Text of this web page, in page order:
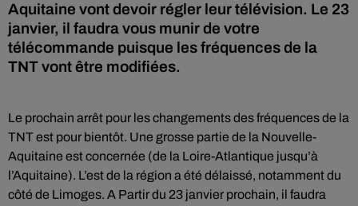
Aquitaine vont devoir régler leur télévision. Le 23
janvier, il faudra vous munir de votre
télécommande puisque les fréquences de la
TNT vont être modifiées.
Le prochain arrêt pour les changements des fréquences de la
TNT est pour bientôt. Une grosse partie de la Nouvelle-
Aquitaine est concernée (de la Loire-Atlantique jusqu’à
l’Aquitaine). L’est de la région a été délaissé, notamment du
côté de Limoges. A Partir du 23 janvier prochain, il faudra